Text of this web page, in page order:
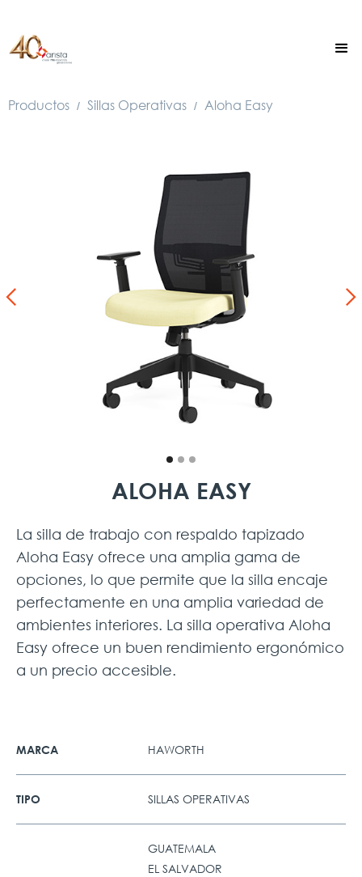
Productos / Sillas Operativas / Aloha Easy
ALOHA EASY
La silla de trabajo con respaldo tapizado
Aloha Easy ofrece una amplia gama de
opciones, lo que permite que la silla encaje
perfectamente en una amplia variedad de
ambientes interiores. La silla operativa Aloha
Easy ofrece un buen rendimiento ergonómico
a un precio accesible.
MARCA HAWORTH
TIPO SILLAS OPERATIVAS
GUATEMALA
EL SALVADOR